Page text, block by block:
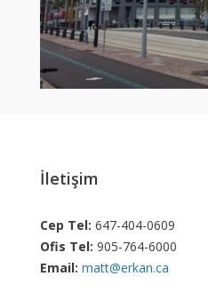
İletişim
Cep Tel: 647-404-0609
Ofis Tel: 905-764-6000
Email: matt@erkan.ca